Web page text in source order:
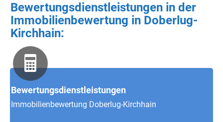
Bewertungsdienstleistungen in der
Immobilienbewertung in Doberlug-
Kirchhain:
Bewertungsdienstleistungen
Immobilienbewertung Doberlug-Kirchhain